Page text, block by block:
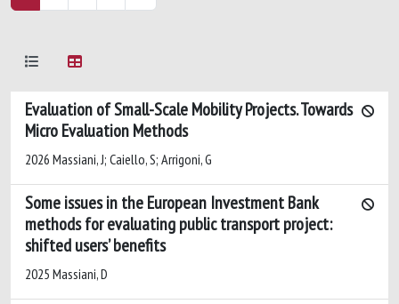
Evaluation of Small-Scale Mobility Projects. Towards
Micro Evaluation Methods
2026 Massiani, J; Caiello, S; Arrigoni, G
Some issues in the European Investment Bank
methods for evaluating public transport project:
shifted users’ benefits
2025 Massiani, D